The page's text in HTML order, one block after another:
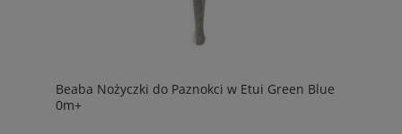
Beaba Nożyczki do Paznokci w Etui Green Blue
0m+